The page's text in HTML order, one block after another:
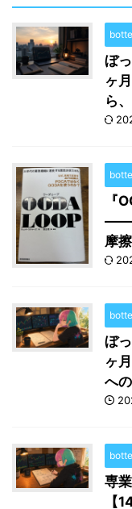
ぼ
ヶ
ら
『
――
摩
ぼ
ヶ
へ
専
【